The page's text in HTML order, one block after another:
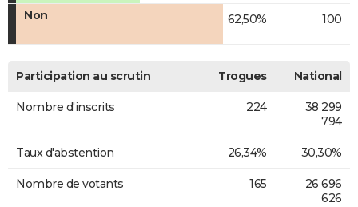
Non 62,50% 100
Participation au scrutin Trogues National
Nombre d'inscrits 224
38 299
794
Taux d'abstention 26,34% 30,30%
Nombre de votants 165
26 696
626